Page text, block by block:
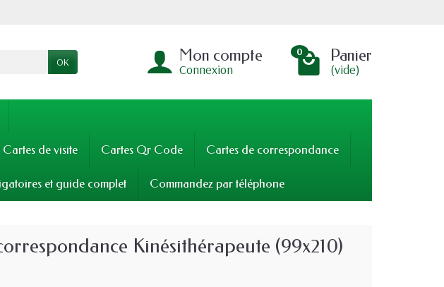
OK Mon compte
Connexion
0 Panier
(vide)
Cartes de visite Cartes Qr Code Cartes de correspondance
et guide complet Commandez par téléphone
Kinésithérapeute (99x210)